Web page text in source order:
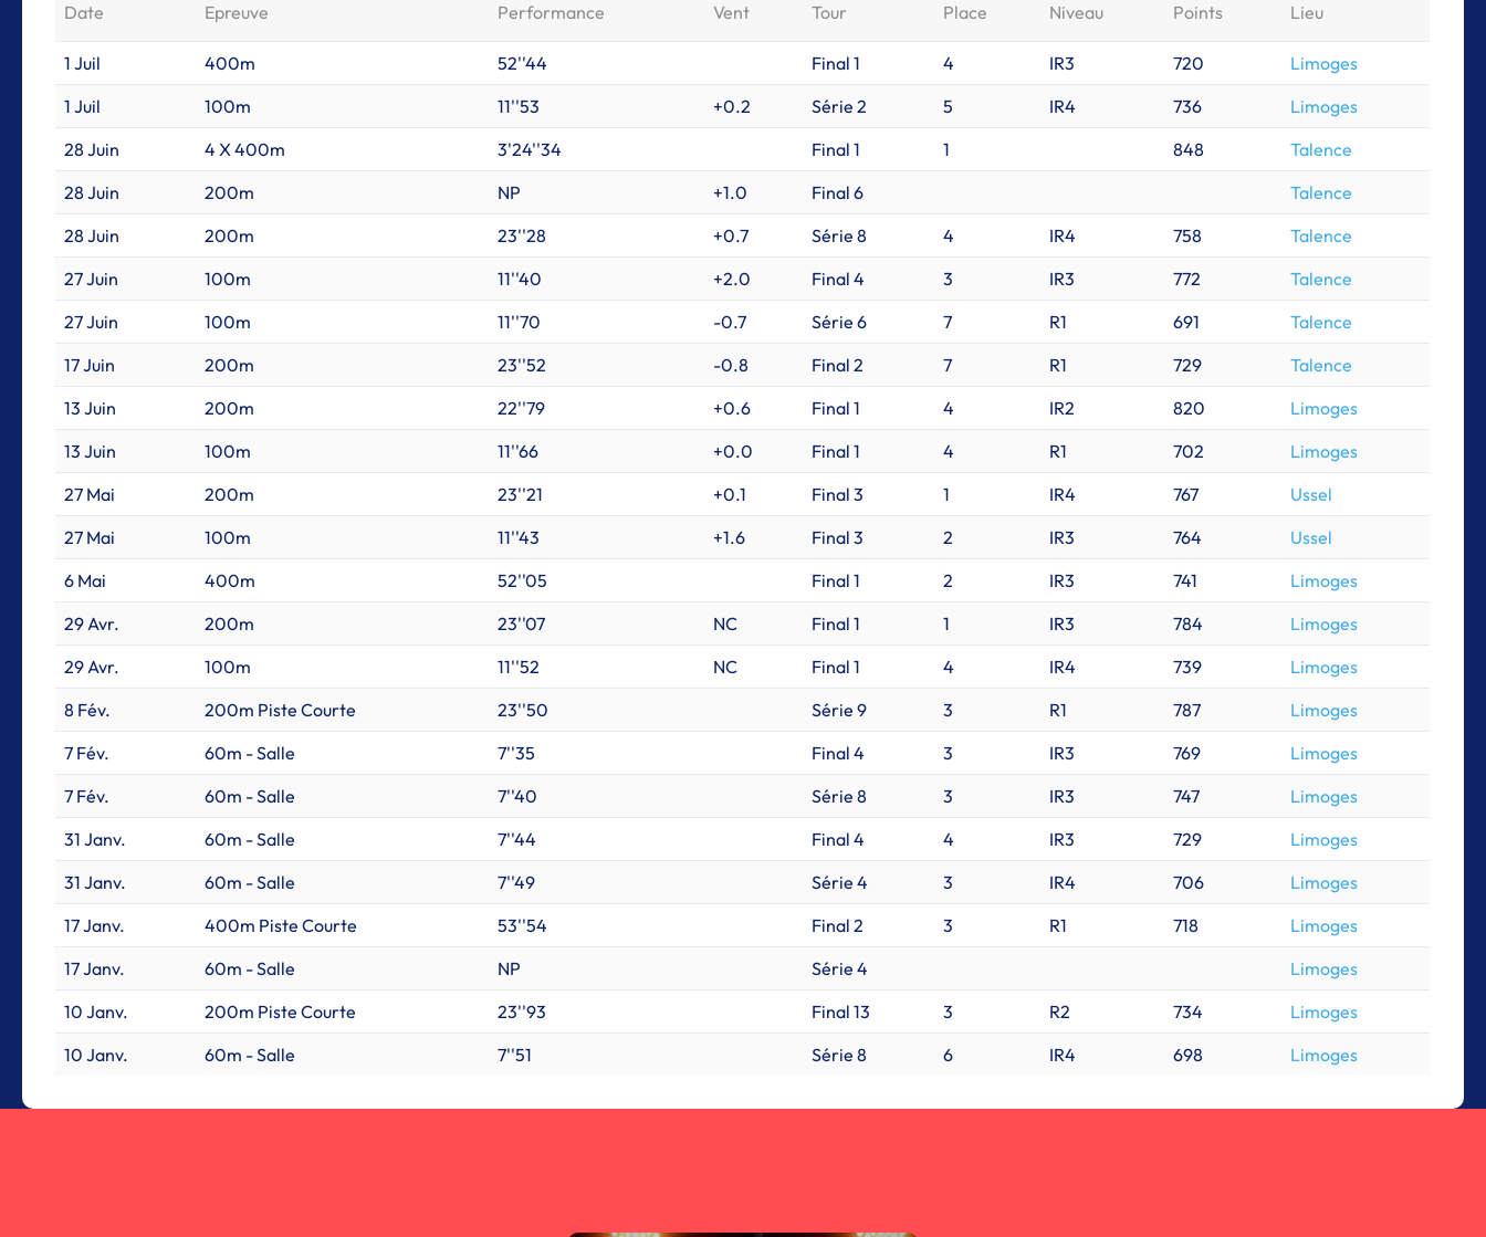
Date Epreuve Performance Vent Tour Place Niveau Points Lieu
1 Juil 400m 52''44 Final 1 4 IR3 720
Limoges
1 Juil
100m 11''53 +0.2 Série 2 5 IR4 736
Limoges
28 Juin
4 X 400m 3'24''34 Final 1 1 848
Talence
28 Juin
200m NP +1.0 Final 6
Talence
28 Juin
200m 23''28 +0.7 Série 8 4 IR4 758
Talence
27 Juin
100m 11''40 +2.0 Final 4 3 IR3 772
Talence
27 Juin
100m 11''70 -0.7 Série 6 7 R1 691
Talence
17 Juin
200m 23''52 -0.8 Final 2 7 R1 729
Talence
13 Juin
200m 22''79 +0.6 Final 1 4 IR2 820
Limoges
13 Juin
100m 11''66 +0.0 Final 1 4 R1 702
Limoges
27 Mai
200m 23''21 +0.1 Final 3 1 IR4 767
Ussel
27 Mai
100m 11''43 +1.6 Final 3 2 IR3 764
Ussel
6 Mai
400m 52''05 Final 1 2 IR3 741
Limoges
29 Avr.
200m 23''07 NC Final 1 1 IR3 784
Limoges
29 Avr.
100m 11''52 NC Final 1 4 IR4 739
Limoges
8 Fév.
200m Piste Courte 23''50 Série 9 3 R1 787
Limoges
7 Fév.
60m - Salle 7''35 Final 4 3 IR3 769
Limoges
7 Fév.
60m - Salle 7''40 Série 8 3 IR3 747
Limoges
31 Janv.
60m - Salle 7''44 Final 4 4 IR3 729
Limoges
31 Janv.
60m - Salle 7''49 Série 4 3 IR4 706
Limoges
17 Janv.
400m Piste Courte 53''54 Final 2 3 R1 718
Limoges
17 Janv.
60m - Salle NP Série 4
Limoges
10 Janv.
200m Piste Courte 23''93 Final 13 3 R2 734
Limoges
10 Janv.
60m - Salle 7''51 Série 8 6 IR4 698 Limoges